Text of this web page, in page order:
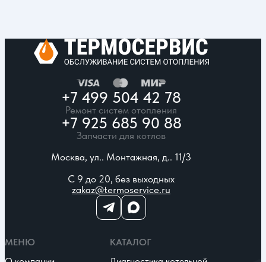
+7 499 504 42 78
Ремонт систем отопления
+7 925 685 90 88
Запчасти для котлов
Москва, ул.. Монтажная, д.. 11/3
С 9 до 20, без выходных
zakaz@termoservice.ru
МЕНЮ
КАТАЛОГ